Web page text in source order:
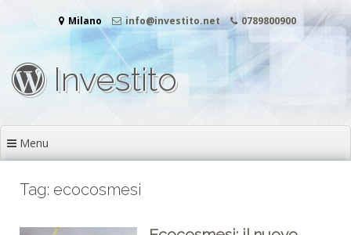
Milano info@investito.net 0789800900
Investito
Menu
Tag: ecocosmesi